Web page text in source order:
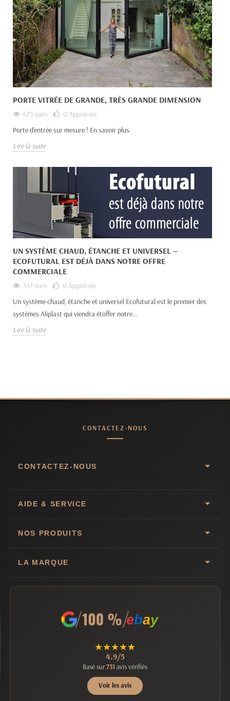
PORTE VITRÉE DE GRANDE, TRÈS GRANDE DIMENSION
675 vues 0 Appréciée
Porte d'entrée sur mesure ! En savoir plus
Lire la suite
UN SYSTÈME CHAUD, ÉTANCHE ET UNIVERSEL –
ECOFUTURAL EST DÉJÀ DANS NOTRE OFFRE
COMMERCIALE
541 vues 0 Appréciée
Un système chaud, étanche et universel Ecofutural est le premier des
systèmes Aliplast qui viendra étoffer notre...
Lire la suite
CONTACTEZ-NOUS
CONTACTEZ-NOUS
AIDE & SERVICE
NOS PRODUITS
LA MARQUE
ebay
★★★★★
4.9/5
Basé sur731 avis vérifiés
Voir les avis